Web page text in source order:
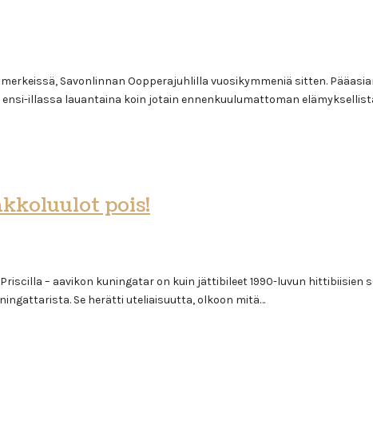
Savonlinnan Oopperajuhlilla vuosikymmeniä sitten.
illassa lauantaina koin jotain ennenkuulumattoman
pois!
– aavikon kuningatar on kuin jättibileet 1990-luvun hittibiisien
Se herätti uteliaisuutta, olkoon mitä…